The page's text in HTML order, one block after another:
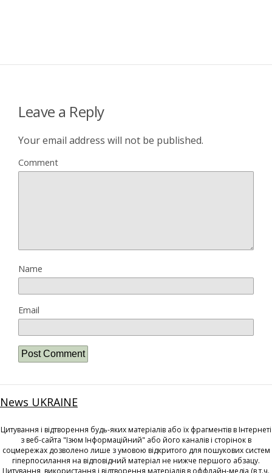
Leave a Reply
Your email address will not be published.
Comment
Name
Email
News UKRAINE
Цитування і відтворення будь-яких матеріалів або їх фрагментів в Інтернеті
з веб-сайта "Ізюм Інформаційний" або його каналів і сторінок в
соцмережах дозволено лише з умовою відкритого для пошукових систем
гіперпосилання на відповідний матеріал не нижче першого абзацу.
Цитування, використання і відтворення матеріалів в оффлайн-медіа (в т.ч.